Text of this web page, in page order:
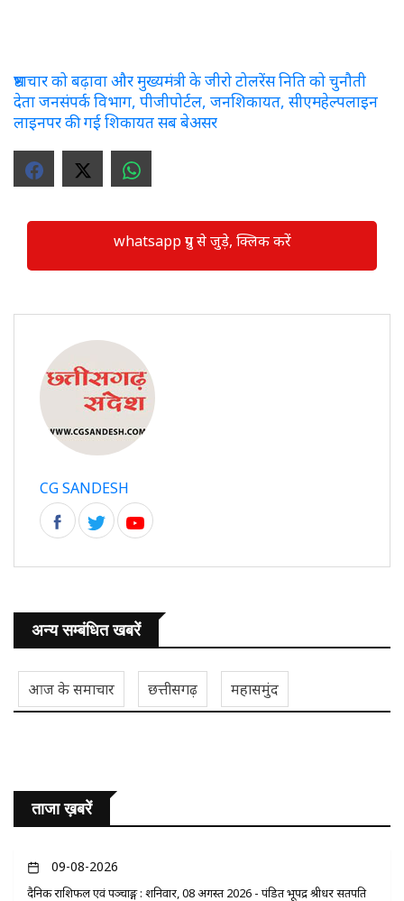
भ्रष्टाचार को बढ़ावा और मुख्यमंत्री के जीरो टोलरेंस निति को चुनौती
देता जनसंपर्क विभाग, पीजीपोर्टल, जनशिकायत, सीएमहेल्पलाइन
लाइनपर की गई शिकायत सब बेअसर
whatsapp ग्रुप से जुड़े, क्लिक करें
CG SANDESH
अन्य सम्बंधित खबरें
आज के समाचार छत्तीसगढ़ महासमुंद
ताजा ख़बरें
09-08-2026
दैनिक राशिफल एवं पञ्चाङ्ग : शनिवार, 08 अगस्त 2026 - पंडित भूपेंद्र श्रीधर सतपति